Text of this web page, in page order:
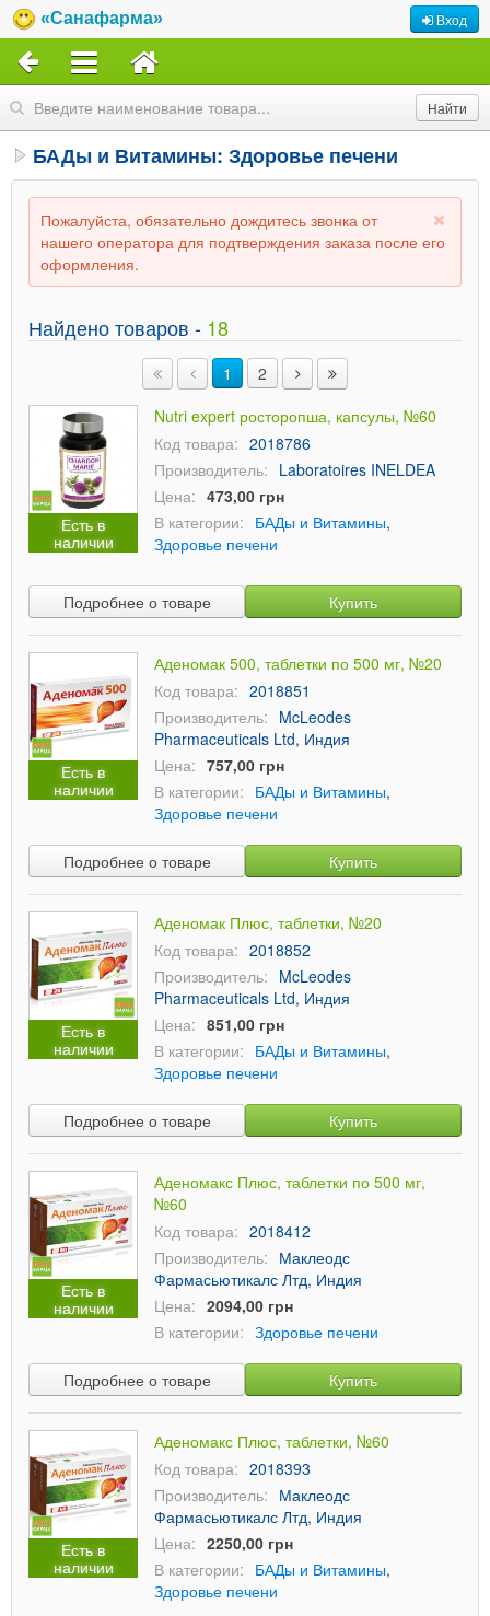
«Санафарма» Вход
БАДы и Витамины: Здоровье печени
Пожалуйста, обязательно дождитесь звонка от
нашего оператора для подтверждения заказа после его
оформления.
Найдено товаров - 18
1 2
Есть в
наличии
Nutri expert росторопша, капсулы, №60
Код товара: 2018786
Производитель: Laboratoires INELDEA
Цена: 473,00 грн
В категории: БАДы и Витамины,
Здоровье печени
Подробнее о товаре Купить
Есть в
наличии
Аденомак 500, таблетки по 500 мг, №20
Код товара: 2018851
Производитель: McLeodes
Pharmaceuticals Ltd, Индия
Цена: 757,00 грн
В категории: БАДы и Витамины,
Здоровье печени
Подробнее о товаре Купить
Есть в
наличии
Аденомак Плюс, таблетки, №20
Код товара: 2018852
Производитель: McLeodes
Pharmaceuticals Ltd, Индия
Цена: 851,00 грн
В категории: БАДы и Витамины,
Здоровье печени
Подробнее о товаре Купить
Есть в
наличии
Аденомакс Плюс, таблетки по 500 мг,
№60
Код товара: 2018412
Производитель: Маклеодс
Фармасьютикалс Лтд, Индия
Цена: 2094,00 грн
В категории: Здоровье печени
Подробнее о товаре Купить
Есть в
наличии
Аденомакс Плюс, таблетки, №60
Код товара: 2018393
Производитель: Маклеодс
Фармасьютикалс Лтд, Индия
Цена: 2250,00 грн
В категории: БАДы и Витамины,
Здоровье печени